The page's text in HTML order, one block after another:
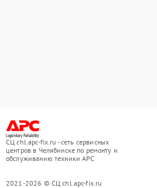
СЦ chl.apc-fix.ru - сеть сервисных
центров в Челябинске по ремонту и
обслуживанию техники APC
2021-2026 © СЦ chl.apc-fix.ru